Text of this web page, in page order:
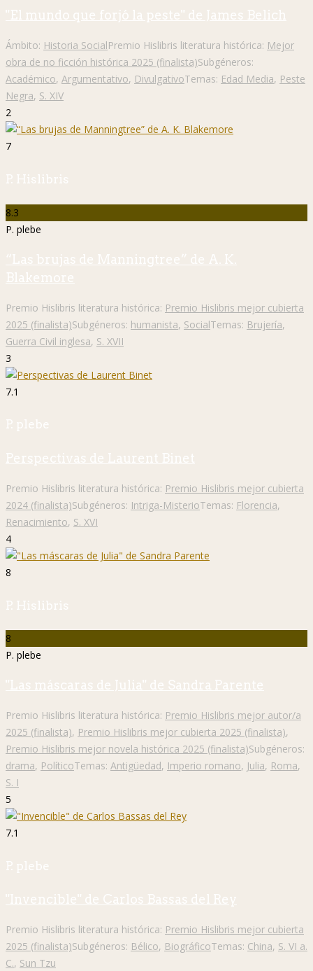
"El mundo que forjó la peste" de James Belich
Ámbito: Historia SocialPremio Hislibris literatura histórica: Mejor
obra de no ficción histórica 2025 (finalista)Subgéneros:
Académico, Argumentativo, DivulgativoTemas: Edad Media, Peste
Negra, S. XIV
2
7
P. Hislibris
8.3
P. plebe
“Las brujas de Manningtree” de A. K.
Blakemore
Premio Hislibris literatura histórica: Premio Hislibris mejor cubierta
2025 (finalista)Subgéneros: humanista, SocialTemas: Brujería,
Guerra Civil inglesa, S. XVII
3
7.1
P. plebe
Perspectivas de Laurent Binet
Premio Hislibris literatura histórica: Premio Hislibris mejor cubierta
2024 (finalista)Subgéneros: Intriga-MisterioTemas: Florencia,
Renacimiento, S. XVI
4
8
P. Hislibris
8
P. plebe
"Las máscaras de Julia" de Sandra Parente
Premio Hislibris literatura histórica: Premio Hislibris mejor autor/a
2025 (finalista), Premio Hislibris mejor cubierta 2025 (finalista),
Premio Hislibris mejor novela histórica 2025 (finalista)Subgéneros:
drama, PolíticoTemas: Antigüedad, Imperio romano, Julia, Roma,
S. I
5
7.1
P. plebe
"Invencible" de Carlos Bassas del Rey
Premio Hislibris literatura histórica: Premio Hislibris mejor cubierta
2025 (finalista)Subgéneros: Bélico, BiográficoTemas: China, S. VI a.
C., Sun Tzu